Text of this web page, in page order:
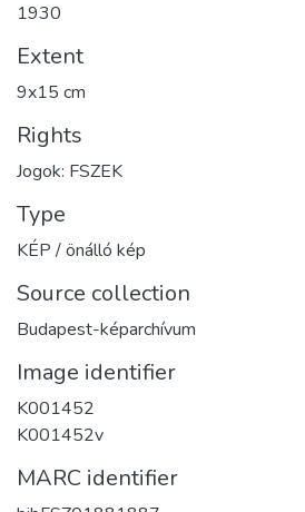
1930
Extent
9x15 cm
Rights
Jogok: FSZEK
Type
KÉP / önálló kép
Source collection
Budapest-képarchívum
Image identifier
K001452
K001452v
MARC identifier